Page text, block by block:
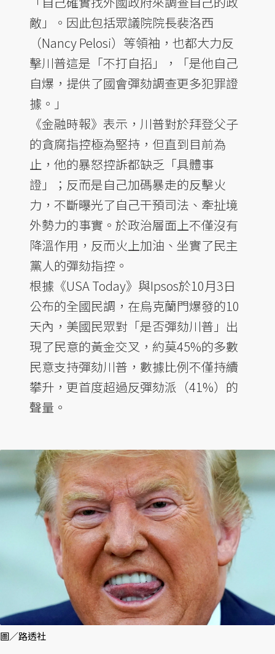
敵」。因此包括眾議院院長裴洛西
（Nancy Pelosi）等領袖，也都大力反
擊川普這是「不打自招」，「是他自己
自爆，提供了國會彈劾調查更多犯罪證
據。」
《金融時報》表示，川普對於拜登父子
的貪腐指控極為堅持，但直到目前為
止，他的暴怒控訴都缺乏「具體事
證」；反而是自己加碼暴走的反擊火
力，不斷曝光了自己干預司法、牽扯境
外勢力的事實。於政治層面上不僅沒有
降溫作用，反而火上加油、坐實了民主
黨人的彈劾指控。
根據《USA Today》與Ipsos於10月3日
公布的全國民調，在烏克蘭門爆發的10
天內，美國民眾對「是否彈劾川普」出
現了民意的黃金交叉，約莫45%的多數
民意支持彈劾川普，數據比例不僅持續
攀升，更首度超過反彈劾派（41%）的
聲量。
圖／路透社